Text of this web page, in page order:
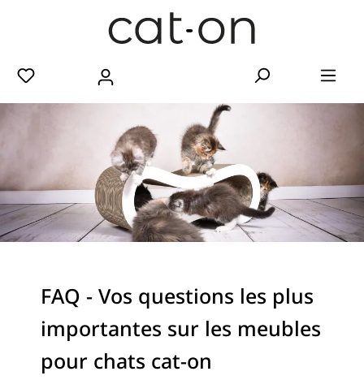
FAQ - Vos questions les plus
importantes sur les meubles
pour chats cat-on